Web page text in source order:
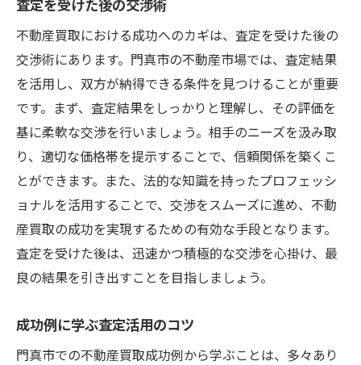
不動産買取における成功へのカギは、査定を受けた後の
交渉術にあります。門真市の不動産市場では、査定結果
を活用し、双方が納得できる条件を見つけることが重要
です。まず、査定結果をしっかりと理解し、その評価を
基に柔軟な交渉を行いましょう。相手のニーズを汲み取
り、適切な価格帯を提示することで、信頼関係を築くこ
とができます。また、法的な知識を持ったプロフェッシ
ョナルを活用することで、交渉をスムーズに進め、不動
産買取の成功を実現するための有効な手段となります。
査定を受けた後は、迅速かつ積極的な交渉を心掛け、最
良の結果を引き出すことを目指しましょう。
成功例に学ぶ査定活用のコツ
門真市での不動産買取成功例から学ぶことは、多々あり